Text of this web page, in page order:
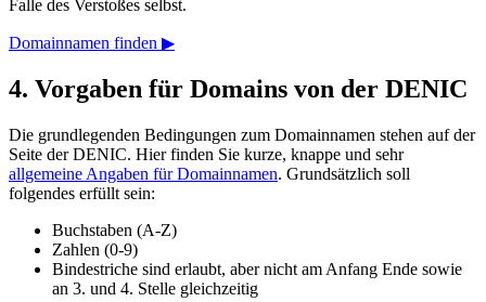
Falle des Verstoßes selbst.
Domainnamen finden ▶
4. Vorgaben für Domains von der DENIC
Die grundlegenden Bedingungen zum Domainnamen stehen auf der
Seite der DENIC. Hier finden Sie kurze, knappe und sehr
allgemeine Angaben für Domainnamen. Grundsätzlich soll
folgendes erfüllt sein:
Buchstaben (A-Z)
Zahlen (0-9)
Bindestriche sind erlaubt, aber nicht am Anfang Ende sowie
an 3. und 4. Stelle gleichzeitig